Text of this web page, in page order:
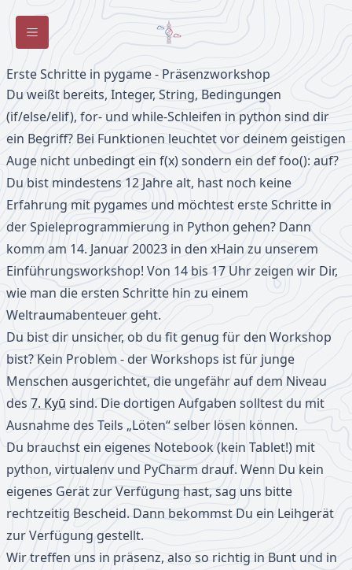
Toggle Sidebar
Erste Schritte in pygame - Präsenzworkshop
Du weißt bereits, Integer, String, Bedingungen
(if/else/elif), for- und while-Schleifen in python sind dir
ein Begriff? Bei Funktionen leuchtet vor deinem geistigen
Auge nicht unbedingt ein f(x) sondern ein def foo(): auf?
Du bist mindestens 12 Jahre alt, hast noch keine
Erfahrung mit pygames und möchtest erste Schritte in
der Spieleprogrammierung in Python gehen? Dann
komm am 14. Januar 20023 in den xHain zu unserem
Einführungsworkshop! Von 14 bis 17 Uhr zeigen wir Dir,
wie man die ersten Schritte hin zu einem
Weltraumabenteuer geht.
Du bist dir unsicher, ob du fit genug für den Workshop
bist? Kein Problem - der Workshops ist für junge
Menschen ausgerichtet, die ungefähr auf dem Niveau
des 7. Kyū sind. Die dortigen Aufgaben solltest du mit
Ausnahme des Teils „Löten“ selber lösen können.
Du brauchst ein eigenes Notebook (kein Tablet!) mit
python, virtualenv und PyCharm drauf. Wenn Du kein
eigenes Gerät zur Verfügung hast, sag uns bitte
rechtzeitig Bescheid. Dann bekommst Du ein Leihgerät
zur Verfügung gestellt.
Wir treffen uns in präsenz, also so richtig in Bunt und in